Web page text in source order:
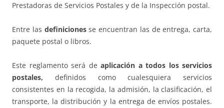
Prestadoras de Servicios Postales y de la Inspección postal.
Entre las definicionesse encuentran las de entrega, carta,
paquete postal o libros.
Este reglamento será de aplicación a todos los servicios
postales, definidos como cualesquiera servicios
consistentes en la recogida, la admisión, la clasificación, el
transporte, la distribución y la entrega de envíos postales.